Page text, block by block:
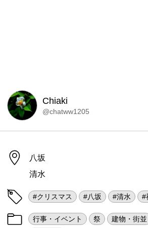
Chiaki
@chatww1205
八坂
清水
#クリスマス #八坂 #清水 #
行事・イベント 祭 建物・街並